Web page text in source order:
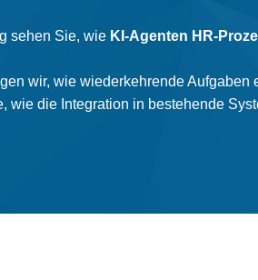
sehen Sie, wie KI‑Agenten
wir, wie wiederkehrende
wie die Integration in bestehende